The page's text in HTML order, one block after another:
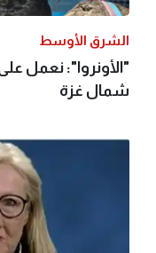
الشرق الأوسط
"الأونروا": نعمل
شمال غزة